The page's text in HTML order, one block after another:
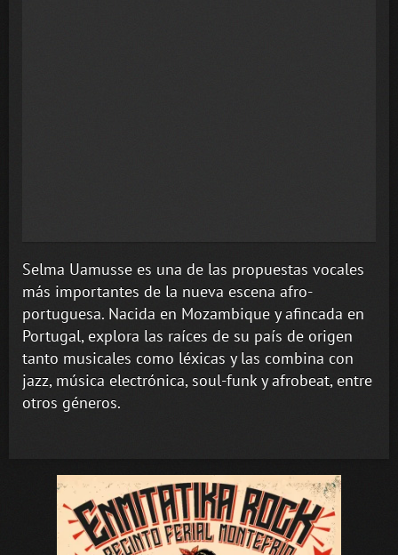
Selma Uamusse es una de las propuestas vocales
más importantes de la nueva escena afro-
portuguesa. Nacida en Mozambique y afincada en
Portugal, explora las raíces de su país de origen
tanto musicales como léxicas y las combina con
jazz, música electrónica, soul-funk y afrobeat, entre
otros géneros.